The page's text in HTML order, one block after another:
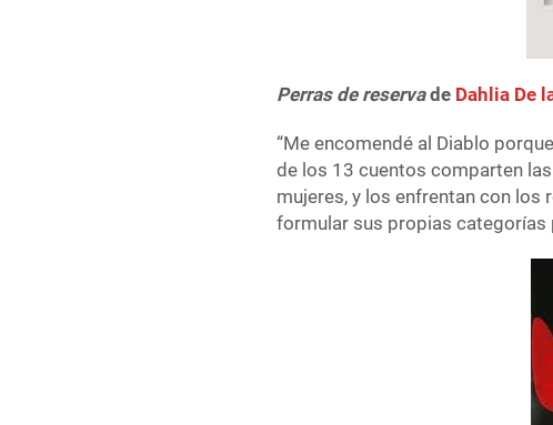
Perras de reservade Dahlia De
“Me encomendé al Diablo
de los 13 cuentos comparten
mujeres, y los enfrentan con los
formular sus propias categorías